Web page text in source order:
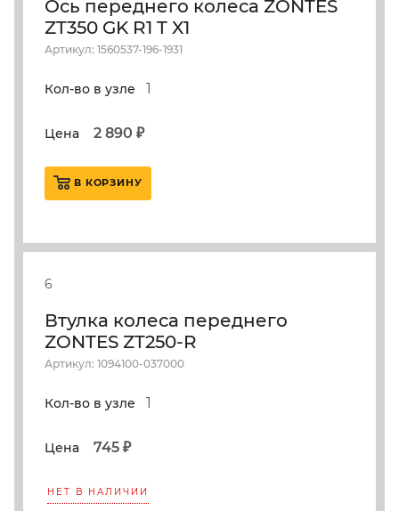
Ось переднего колеса ZONTES
ZT350 GK R1 T X1
Артикул: 1560537-196-1931
Кол-во в узле 1
Цена 2 890 ₽
В КОРЗИНУ
6
Втулка колеса переднего
ZONTES ZT250-R
Артикул: 1094100-037000
Кол-во в узле 1
Цена 745 ₽
НЕТ В НАЛИЧИИ